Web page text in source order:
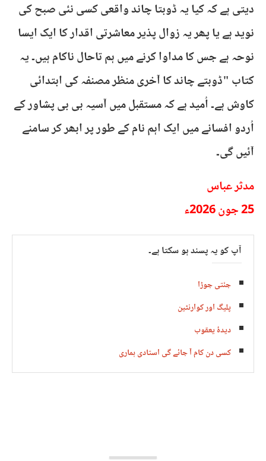
دیتی ہے کہ کیا یہ ڈوبتا چاند واقعی کسی نئی صبح کی
نوید ہے یا پھر یہ زوال پذیر معاشرتی اقدار کا ایک ایسا
نوحہ ہے جس کا مداوا کرنے میں ہم تاحال ناکام ہیں۔ یہ
کتاب "ڈوبتے چاند کا آخری منظر مصنفہ کی ابتدائی
کاوش ہے۔ اُمید ہے کہ مستقبل میں آسیہ بی بی پشاور کے
اُردو افسانے میں ایک اہم نام کے طور پر ابھر کر سامنے
آئیں گی۔
​مدثر عباس
25 جون 2026ء
آپ کو یہ پسند ہو سکتا ہے۔
جنّتی جوڑا
پلیگ اور کوارنٹین
دیدۂ یعقوب
کسی دن کام آ جائے گی استادی ہماری